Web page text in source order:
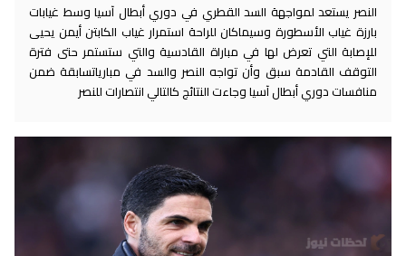
النصر يستعد لمواجهة السد القطري في دوري أبطال آسيا وسط غيابات
بارزة غياب الأسطورة وسيماكان للراحة استمرار غياب الكابتن أيمن يحيى
للإصابة التي تعرض لها في مباراة القادسية والتي ستستمر حتى فترة
التوقف القادمة سبق وأن تواجه النصر والسد في مبارياتسابقة ضمن
منافسات دوري أبطال آسيا وجاءت النتائج كالتالي انتصارات للنصر